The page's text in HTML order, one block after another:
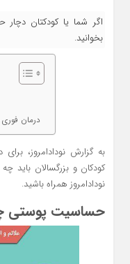
اگر شما یا کودکتان
بخوانید.
درمان
به گزارش نودادامروز،
کودکان و بزرگسالان باید
نودادامروز همراه باشید.
حساسیت